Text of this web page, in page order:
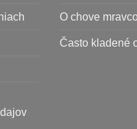
O chove
Často kladené